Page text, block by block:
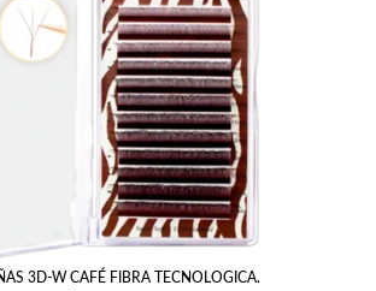
3D-W CAFÉ FIBRA TECNOLOGICA.